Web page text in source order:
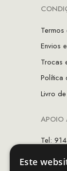
Envios
Trocas
Política
Livro
APOIO
Tel:
Este